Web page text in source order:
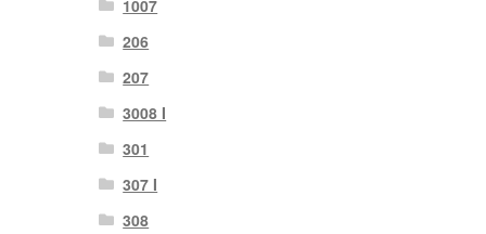
1007
206
207
3008 I
301
307 I
308